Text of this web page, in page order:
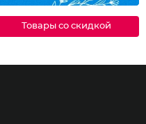
Товары со скидкой